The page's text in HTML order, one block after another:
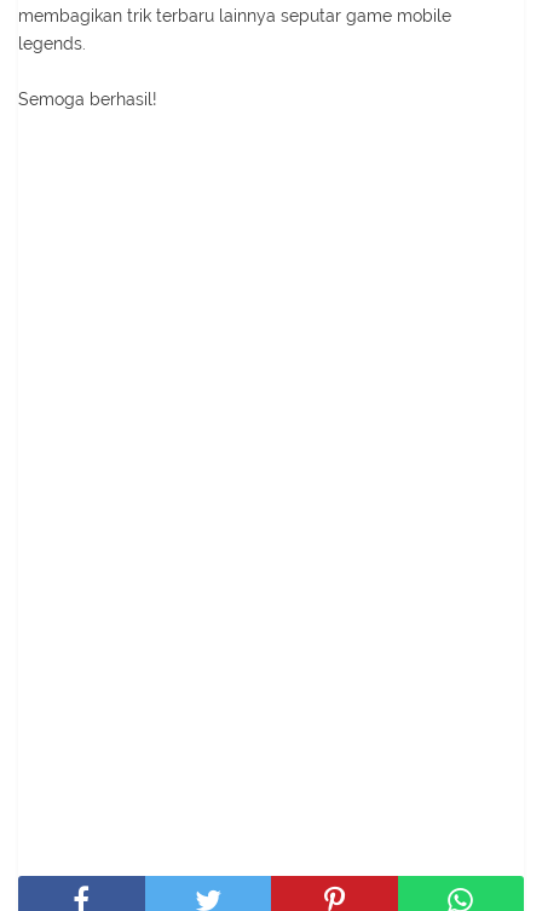
membagikan trik terbaru lainnya seputar game mobile
legends.
Semoga berhasil!